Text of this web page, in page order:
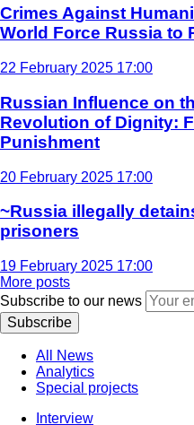
Crimes Against
World Force Russia to
22 February 2025 17:00
Russian Influence on
Revolution of Dignity:
Punishment
20 February 2025 17:00
~Russia illegally
prisoners
19 February 2025 17:00
More posts
Subscribe to our news
Subscribe
All News
Analytics
Special projects
Interview